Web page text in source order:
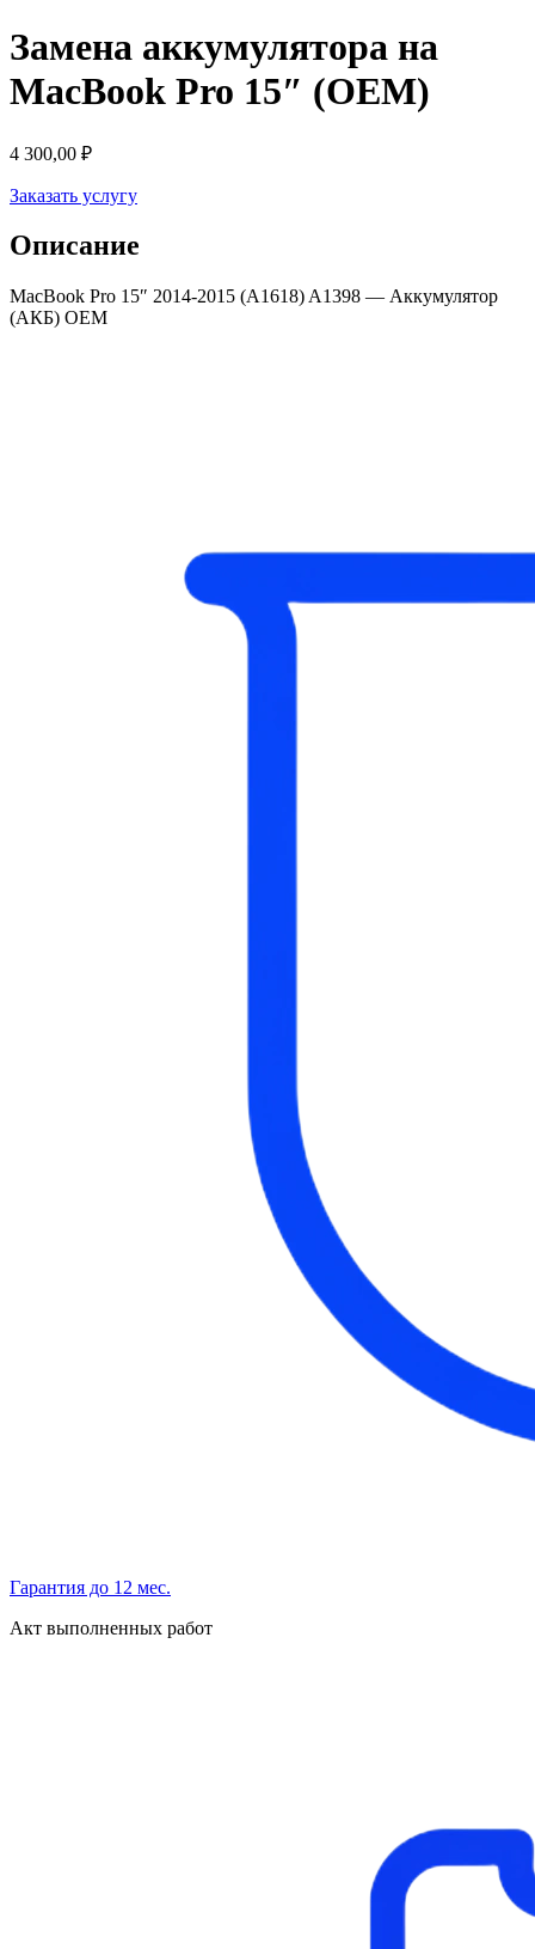
Замена аккумулятора на
MacBook Pro 15″ (OEM)
4 300,00 ₽
Заказать услугу
Описание
MacBook Pro 15″ 2014-2015 (A1618) A1398 — Аккумулятор
(АКБ) OEM
Гарантия до 12 мес.
Акт выполненных работ